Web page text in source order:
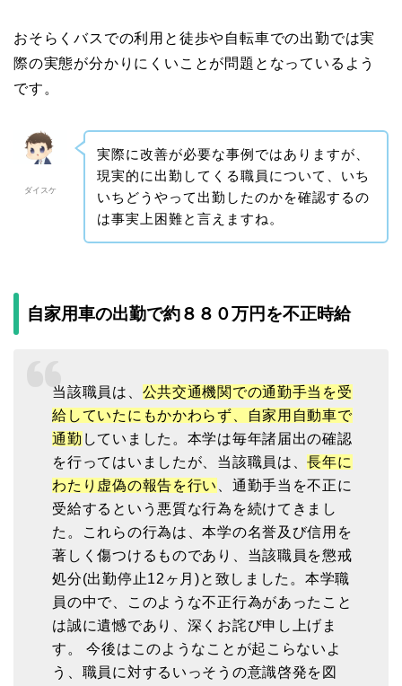
おそらくバスでの利用と徒歩や自転車での出勤では実
際の実態が分かりにくいことが問題となっているよう
です。
ダイスケ
実際に改善が必要な事例ではありますが、
現実的に出勤してくる職員について、いち
いちどうやって出勤したのかを確認するの
は事実上困難と言えますね。
自家用車の出勤で約８８０万円を不正時給
当該職員は、 公共交通機関での通勤手当を受
給していたにもかかわらず、自家用自動車で
通勤 していました。本学は毎年諸届出の確認
を行ってはいましたが、当該職員は、長年に
わたり虚偽の報告を行い
、通勤手当を不正に
受給するという悪質な行為を続けてきまし
た。これらの行為は、本学の名誉及び信用を
著しく傷つけるものであり、当該職員を懲戒
処分(出勤停止12ヶ月)と致しました。本学職
員の中で、このような不正行為があったこと
は誠に遺憾であり、深くお詫び申し上げま
す。 今後はこのようなことが起こらないよ
う、職員に対するいっそうの意識啓発を図